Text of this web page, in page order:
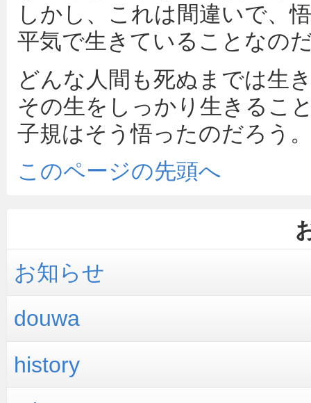
しかし、これは間違いで、
平気で生きていることなの
どんな人間も死ぬまでは生
その生をしっかり生きるこ
子規はそう悟ったのだろう
このページの先頭へ
お知らせ
douwa
history